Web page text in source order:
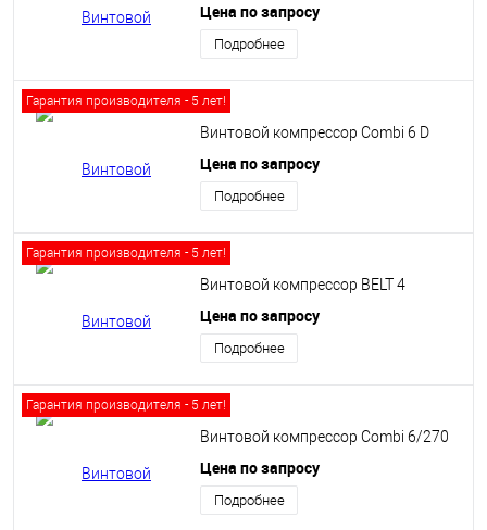
Цена по запросу
Подробнее
Гарантия производителя - 5 лет!
Винтовой компрессор Сombi 6 D
Цена по запросу
Подробнее
Гарантия производителя - 5 лет!
Винтовой компрессор BELT 4
Цена по запросу
Подробнее
Гарантия производителя - 5 лет!
Винтовой компрессор Сombi 6/270
Цена по запросу
Подробнее